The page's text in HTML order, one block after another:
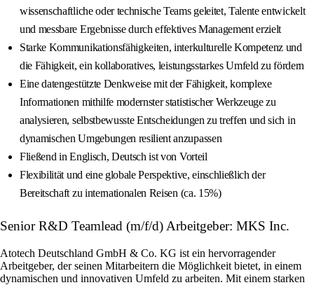
wissenschaftliche oder technische Teams geleitet, Talente entwickelt
und messbare Ergebnisse durch effektives Management erzielt
Starke Kommunikationsfähigkeiten, interkulturelle Kompetenz und
die Fähigkeit, ein kollaboratives, leistungsstarkes Umfeld zu fördern
Eine datengestützte Denkweise mit der Fähigkeit, komplexe
Informationen mithilfe modernster statistischer Werkzeuge zu
analysieren, selbstbewusste Entscheidungen zu treffen und sich in
dynamischen Umgebungen resilient anzupassen
Fließend in Englisch, Deutsch ist von Vorteil
Flexibilität und eine globale Perspektive, einschließlich der
Bereitschaft zu internationalen Reisen (ca. 15%)
Senior R&D Teamlead (m/f/d) Arbeitgeber: MKS Inc.
Atotech Deutschland GmbH & Co. KG ist ein hervorragender
Arbeitgeber, der seinen Mitarbeitern die Möglichkeit bietet, in einem
dynamischen und innovativen Umfeld zu arbeiten. Mit einem starken